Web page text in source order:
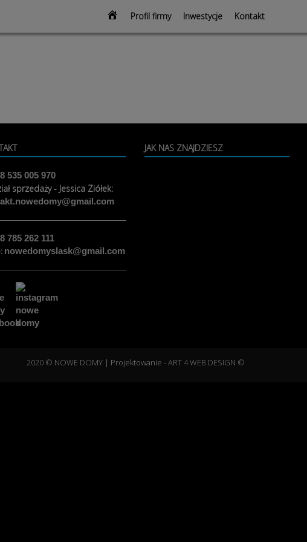
Strona
Profil firmy Inwestycje Kontakt
535 005 970
sprzedaży - Jessica Ziółek:
785 262 111
nowedomyslask@gmail.com
JAK NAS ZNAJDZIESZ
2020 © NOWE DOMY | Projektowanie -ART 4 WEB DESIGN ©